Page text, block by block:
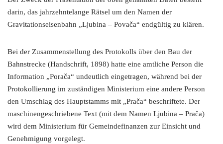
darin, das jahrzehntelange Rätsel um den Namen der
Gravitationseisenbahn „Ljubina – Povača“ endgültig zu klären.
Bei der Zusammenstellung des Protokolls über den Bau der
Bahnstrecke (Handschrift, 1898) hatte eine amtliche Person die
Information „Porača“ undeutlich eingetragen, während bei der
Protokollierung im zuständigen Ministerium eine andere Person
den Umschlag des Hauptstamms mit „Prača“ beschriftete. Der
maschinengeschriebene Text (mit dem Namen Ljubina – Prača)
wird dem Ministerium für Gemeindefinanzen zur Einsicht und
Genehmigung vorgelegt.